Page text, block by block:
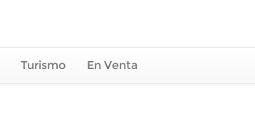
Turismo En Venta